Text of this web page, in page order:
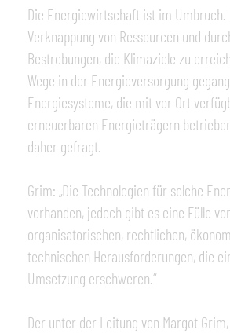
Die Energiewirtschaft ist im Umbruch.
Verknappung von Ressourcen und
Bestrebungen, die Klimaziele zu
Wege in der Energieversorgung
Energiesysteme, die mit vor Ort
erneuerbaren Energieträgern
daher gefragt.
Grim: „Die Technologien für solche
vorhanden, jedoch gibt es eine Fülle
organisatorischen, rechtlichen,
technischen Herausforderungen, die
Umsetzung erschweren.“
Der unter der Leitung von Margot